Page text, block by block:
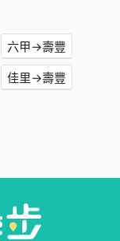
六甲→壽豐
佳里→壽豐